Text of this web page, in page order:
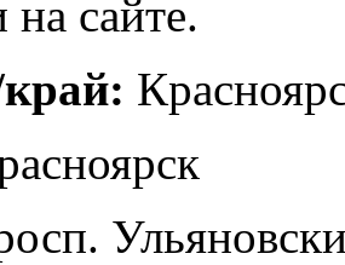
сайте.